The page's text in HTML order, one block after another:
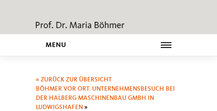
MENU
« ZURÜCK ZUR ÜBERSICHT
BÖHMER VOR ORT: UNTERNEHMENSBESUCH BEI
DER HALBERG MASCHINENBAU GMBH IN
LUDWIGSHAFEN »